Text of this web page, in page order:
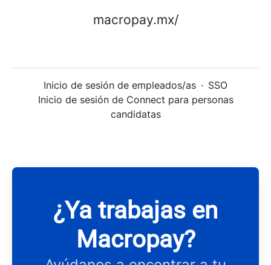
macropay.mx/
Inicio de sesión de empleados/as · SSO
Inicio de sesión de Connect para personas
candidatas
¿Ya trabajas en
Macropay?